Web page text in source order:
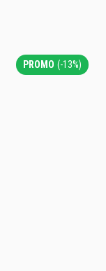
PROMO (-13%)